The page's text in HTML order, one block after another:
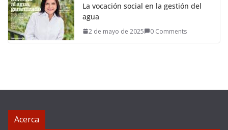
La vocación social en la gestión del
agua
2 de mayo de 2025 0 Comments
Acerca